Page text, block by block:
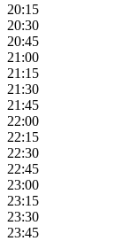
20:15
20:30
20:45
21:00
21:15
21:30
21:45
22:00
22:15
22:30
22:45
23:00
23:15
23:30
23:45